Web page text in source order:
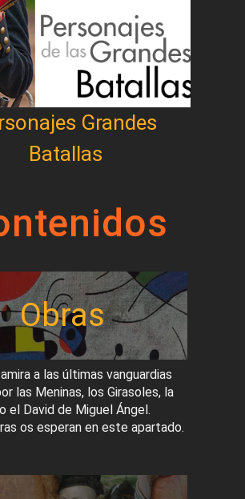
Grandes
Batallas
Obras
a las últimas vanguardias
las Meninas, los Girasoles, la
el David de Miguel Ángel.
os esperan en este apartado.